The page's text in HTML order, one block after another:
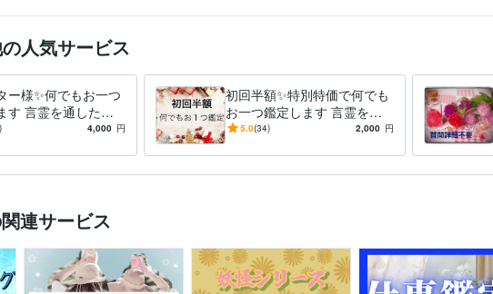
人気サービス
ー様✨何でもお一つ
す 言霊を通した癒
感ください
4,000 円
初回半額✨特別特価で何でも
お一つ鑑定します 言霊を通
した癒しをご体感ください
5.0(34) 2,000 円
連サービス